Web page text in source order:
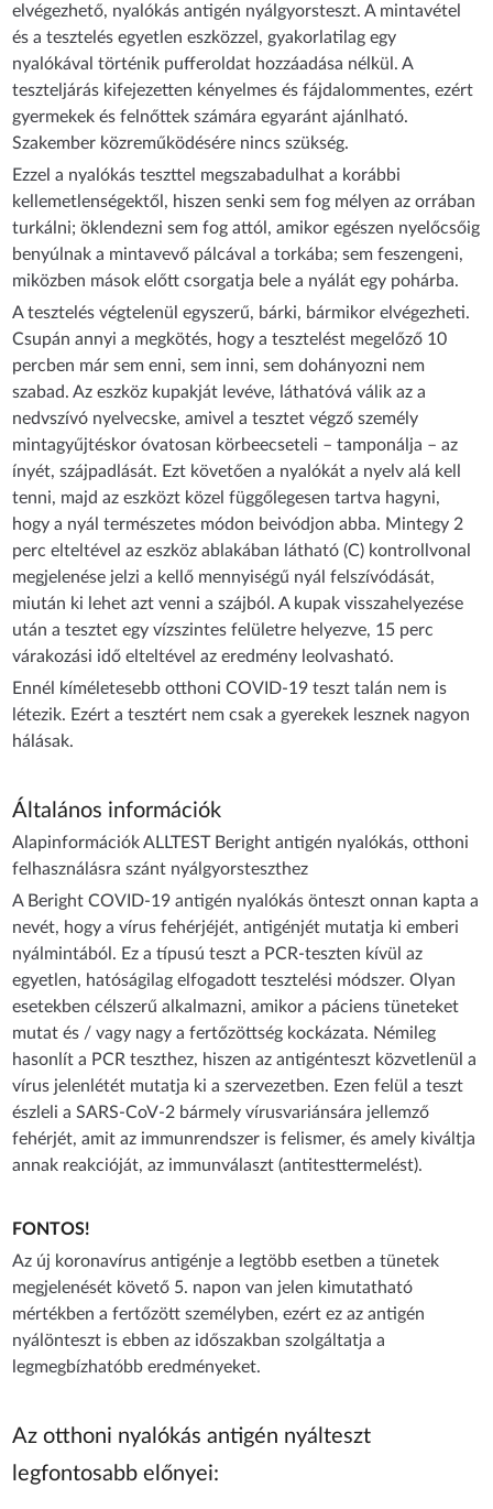
elvégezhető, nyalókás antigén nyálgyorsteszt. A mintavétel
és a tesztelés egyetlen eszközzel, gyakorlatilag egy
nyalókával történik pufferoldat hozzáadása nélkül. A
teszteljárás kifejezetten kényelmes és fájdalommentes, ezért
gyermekek és felnőttek számára egyaránt ajánlható.
Szakember közreműködésére nincs szükség.
Ezzel a nyalókás teszttel megszabadulhat a korábbi
kellemetlenségektől, hiszen senki sem fog mélyen az orrában
turkálni; öklendezni sem fog attól, amikor egészen nyelőcsőig
benyúlnak a mintavevő pálcával a torkába; sem feszengeni,
miközben mások előtt csorgatja bele a nyálát egy pohárba.
A tesztelés végtelenül egyszerű, bárki, bármikor elvégezheti.
Csupán annyi a megkötés, hogy a tesztelést megelőző 10
percben már sem enni, sem inni, sem dohányozni nem
szabad. Az eszköz kupakját levéve, láthatóvá válik az a
nedvszívó nyelvecske, amivel a tesztet végző személy
mintagyűjtéskor óvatosan körbeecseteli – tamponálja – az
ínyét, szájpadlását. Ezt követően a nyalókát a nyelv alá kell
tenni, majd az eszközt közel függőlegesen tartva hagyni,
hogy a nyál természetes módon beivódjon abba. Mintegy 2
perc elteltével az eszköz ablakában látható (C) kontrollvonal
megjelenése jelzi a kellő mennyiségű nyál felszívódását,
miután ki lehet azt venni a szájból. A kupak visszahelyezése
után a tesztet egy vízszintes felületre helyezve, 15 perc
várakozási idő elteltével az eredmény leolvasható.
Ennél kíméletesebb otthoni COVID-19 teszt talán nem is
létezik. Ezért a tesztért nem csak a gyerekek lesznek nagyon
hálásak.
Általános információk
Alapinformációk ALLTEST Beright antigén nyalókás, otthoni
felhasználásra szánt nyálgyorsteszthez
A Beright COVID-19 antigén nyalókás önteszt onnan kapta a
nevét, hogy a vírus fehérjéjét, antigénjét mutatja ki emberi
nyálmintából. Ez a típusú teszt a PCR-teszten kívül az
egyetlen, hatóságilag elfogadott tesztelési módszer. Olyan
esetekben célszerű alkalmazni, amikor a páciens tüneteket
mutat és / vagy nagy a fertőzöttség kockázata. Némileg
hasonlít a PCR teszthez, hiszen az antigénteszt közvetlenül a
vírus jelenlétét mutatja ki a szervezetben. Ezen felül a teszt
észleli a SARS-CoV-2 bármely vírusvariánsára jellemző
fehérjét, amit az immunrendszer is felismer, és amely kiváltja
annak reakcióját, az immunválaszt (antitesttermelést).
FONTOS!
Az új koronavírus antigénje a legtöbb esetben a tünetek
megjelenését követő 5. napon van jelen kimutatható
mértékben a fertőzött személyben, ezért ez az antigén
nyálönteszt is ebben az időszakban szolgáltatja a
legmegbízhatóbb eredményeket.
Az otthoni nyalókás antigén nyálteszt
legfontosabb előnyei: